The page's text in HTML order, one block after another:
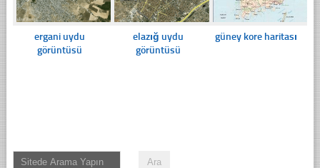
ergani uydu
görüntüsü
elazığ uydu
görüntüsü
güney kore haritası